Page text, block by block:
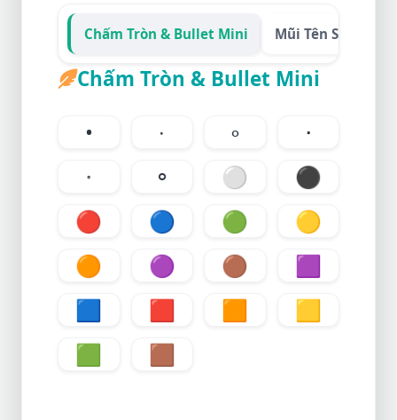
Chấm Tròn & Bullet Mini Mũi Tên Siêu Nhỏ
Chấm Tròn & Bullet Mini
• ∙ ∘
⬝
⬞
⚬ ⚪
⚫
🔴
🔵 🟢
🟡
🟠
🟣 🟤
🟪
🟦
🟥 🟧
🟨
🟩
🟫